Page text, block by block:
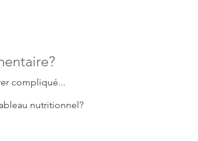
compliqué...
nutritionnel?